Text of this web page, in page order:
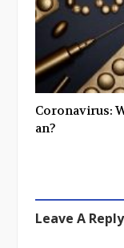
Coronavirus:
an?
Leave A Reply